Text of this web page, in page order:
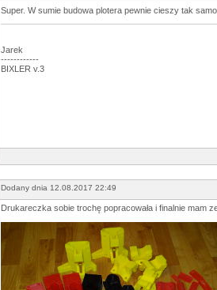
Super. W sumie budowa plotera pewnie cieszy tak
Jarek
------------
BIXLER v.3
Dodany dnia 12.08.2017 22:49
Drukareczka sobie trochę popracowała i finalnie mam